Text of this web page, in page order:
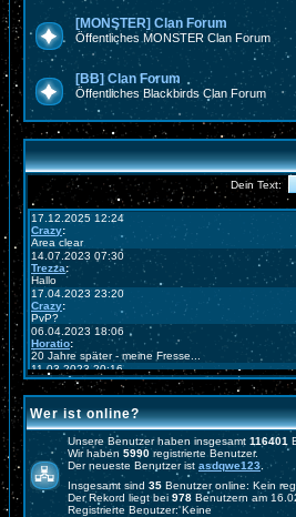
[MONSTER] Clan Forum
Öffentliches MONSTER Clan Forum
[BB] Clan Forum
Öffentliches Blackbirds Clan Forum
Wer ist online?
Unsere Benutzer haben insgesamt 116401
Wir haben 5990registrierte Benutzer.
Der neueste Benutzer ist asdqwe123
Insgesamt sind 35 Benutzer online: Kein
Der Rekord liegt bei 978 Benutzern am
Registrierte Benutzer: Keine